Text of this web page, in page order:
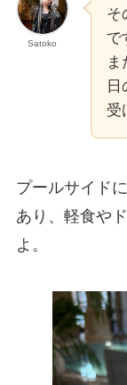
Satoko
そ
で
ま
受
プールサイド
あり、軽食や
よ。